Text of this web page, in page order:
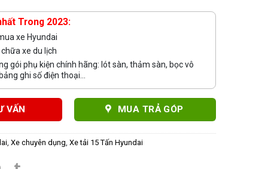
Trong 2023:
xe Hyundai
xe du lịch
gói phụ kiện chính hãng: lót sàn, thảm sàn, bọc vô
ghi số điện thoại...
VẤN MUA TRẢ GÓP
, Xe chuyên dụng, Xe tải 15 Tấn Hyundai